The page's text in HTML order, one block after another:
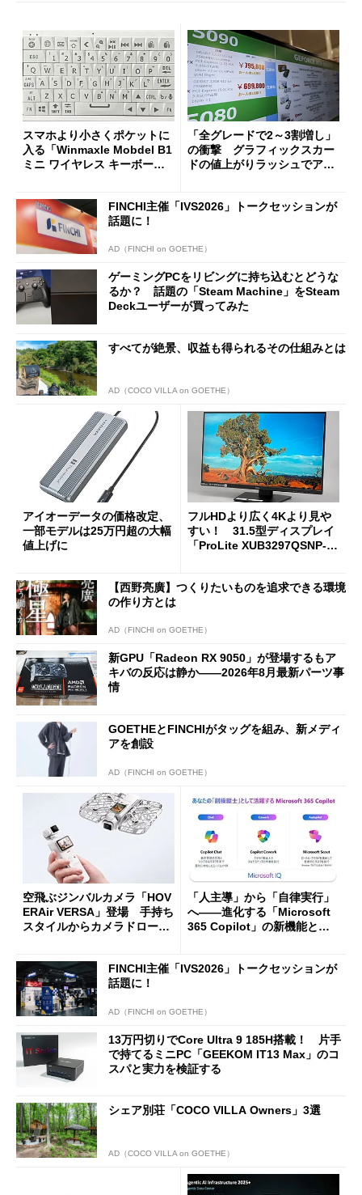
スマホより小さくポケットに
入る「Winmaxle Mobdel B1
ミニ ワイヤレス キーボー
「全グレードで2～3割増し」
の衝撃 グラフィックスカー
ドの値上がりラッシュでアキ
FINCHI主催「IVS2026」トークセッションが
話題に！
AD（FINCHI on GOETHE）
ゲーミングPCをリビングに持ち込むとどうな
るか？ 話題の「Steam Machine」をSteam
Deckユーザーが買ってみた
すべてが絶景、収益も得られるその仕組みとは
AD（COCO VILLA on GOETHE）
アイオーデータの価格改定、
一部モデルは25万円超の大幅
値上げに
フルHDより広く4Kより見や
すい！ 31.5型ディスプレイ
「ProLite XUB3297QSNP-B
【西野亮廣】つくりたいものを追求できる環境
の作り方とは
AD（FINCHI on GOETHE）
新GPU「Radeon RX 9050」が登場するもア
キバの反応は静か――2026年8月最新パーツ事
情
GOETHEとFINCHIがタッグを組み、新メディ
アを創設
AD（FINCHI on GOETHE）
空飛ぶジンバルカメラ「HOV
ERAir VERSA」登場 手持ち
スタイルからカメラドローン
「人主導」から「自律実行」
へ――進化する「Microsoft
365 Copilot」の新機能とエ
FINCHI主催「IVS2026」トークセッションが
話題に！
AD（FINCHI on GOETHE）
13万円切りでCore Ultra 9 185H搭載！ 片手
で持てるミニPC「GEEKOM IT13 Max」のコ
スパと実力を検証する
シェア別荘「COCO VILLA Owners」3選
AD（COCO VILLA on GOETHE）